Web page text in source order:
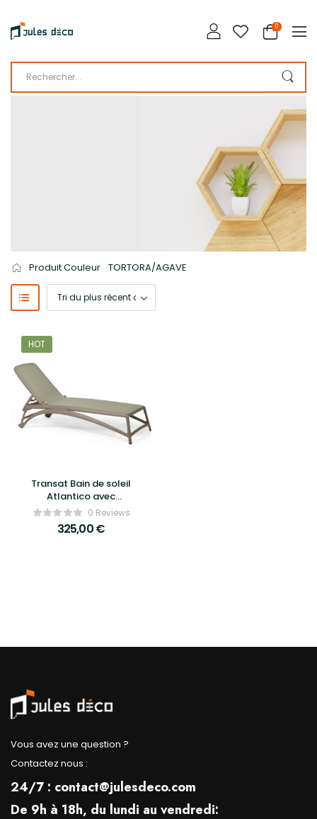
0
Produit Couleur TORTORA/AGAVE
HOT
Transat Bain de soleil
Atlantico avec
roulettes – Nardi
0 Reviews
325,00€
Vous avez une question ?
Contactez nous :
24/7 : contact@julesdeco.com
De 9h à 18h, du lundi au vendredi: